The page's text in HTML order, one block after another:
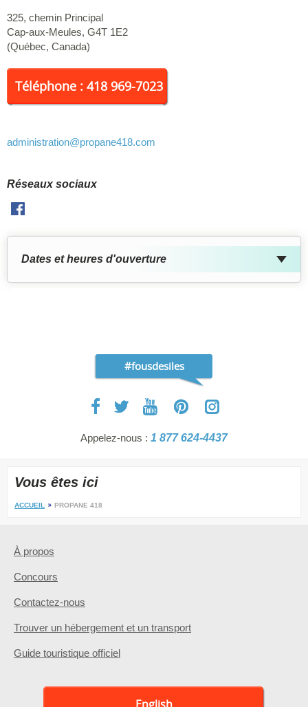
325, chemin Principal
Cap-aux-Meules, G4T 1E2
(Québec, Canada)
Téléphone : 418 969-7023
administration@propane418.com
Réseaux sociaux
Dates et heures d'ouverture
#fousdesiles
Appelez-nous : 1 877 624-4437
Vous êtes ici
ACCUEIL PROPANE 418
À propos
Concours
Contactez-nous
Trouver un hébergement et un transport
Guide touristique officiel